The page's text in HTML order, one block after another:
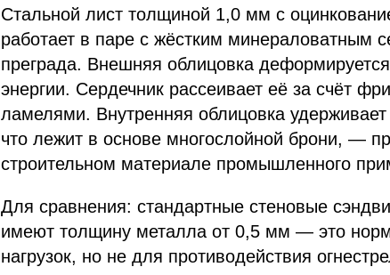
Стальной лист толщиной 1,0 мм с
работает в паре с жёстким минераловатным
преграда. Внешняя облицовка
энергии. Сердечник рассеивает её за счёт
ламелями. Внутренняя облицовка
что лежит в основе многослойной брони, —
строительном материале промышленного
Для сравнения: стандартные стеновые
имеют толщину металла от 0,5 мм — это
нагрузок, но не для противодействия